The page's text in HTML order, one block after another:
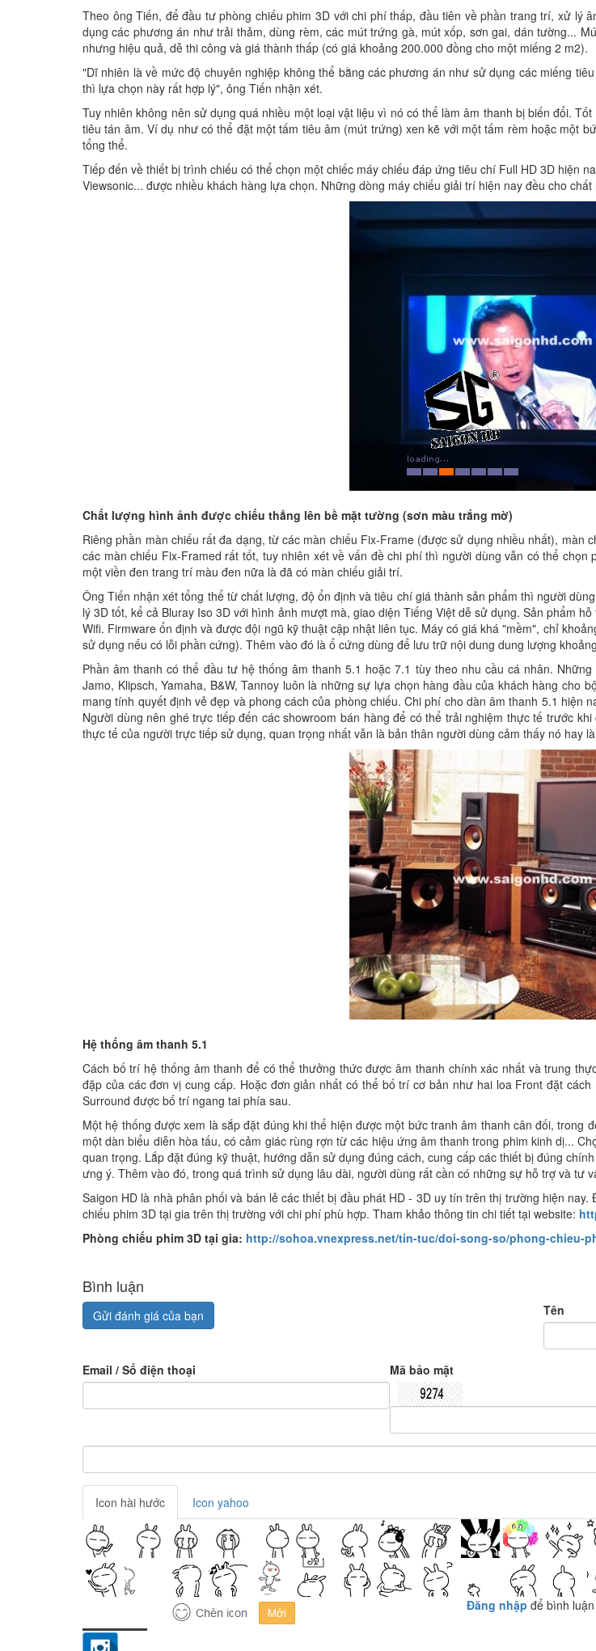
Theo ông Tiến, để đầu tư phòng chiếu phim 3D với chi phí thấp, đầu tiên về phần trang trí, xử
dụng các phương án như trải thảm, dùng rèm, các mút trứng gà, mút xốp, sơn gai, dán tường...
nhưng hiệu quả, dễ thi công và giá thành thấp (có giá khoảng 200.000 đồng cho một miếng 2 m2).
"Dĩ nhiên là về mức độ chuyên nghiệp không thể bằng các phương án như sử dụng các miếng
thì lựa chọn này rất hợp lý", ông Tiến nhận xét.
Tuy nhiên không nên sử dụng quá nhiều một loại vật liệu vì nó có thể làm âm thanh bị biến đổi.
tiêu tán âm. Ví dụ như có thể đặt một tấm tiêu âm (mút trứng) xen kẽ với một tấm rèm hoặc một
tổng thể.
Tiếp đến về thiết bị trình chiếu có thể chọn một chiếc máy chiếu đáp ứng tiêu chí Full HD 3D hiện
Viewsonic... được nhiều khách hàng lựa chọn. Những dòng máy chiếu giải trí hiện nay đều cho
Chất lượng hình ảnh được chiếu thẳng lên bề mặt tường (sơn màu trắng mờ)
Riêng phần màn chiếu rất đa dạng, từ các màn chiếu Fix-Frame (được sử dụng nhiều nhất),
các màn chiếu Fix-Framed rất tốt, tuy nhiên xét về vấn đề chi phí thì người dùng vẫn có thể
một viền đen trang trí màu đen nữa là đã có màn chiếu giải trí.
Ông Tiến nhận xét tổng thể từ chất lượng, độ ổn định và tiêu chí giá thành sản phẩm thì người
lý 3D tốt, kể cả Bluray Iso 3D với hình ảnh mượt mà, giao diện Tiếng Việt dễ sử dụng. Sản phẩm
Wifi. Firmware ổn định và được đội ngũ kỹ thuật cập nhật liên tục. Máy có giá khá "mềm", chỉ
sử dụng nếu có lỗi phần cứng). Thêm vào đó là ổ cứng dùng để lưu trữ nội dung dung lượng
Phần âm thanh có thể đầu tư hệ thống âm thanh 5.1 hoặc 7.1 tùy theo nhu cầu cá nhân.
Jamo, Klipsch, Yamaha, B&W, Tannoy luôn là những sự lựa chọn hàng đầu của khách hàng cho
mang tính quyết định vẻ đẹp và phong cách của phòng chiếu. Chi phí cho dàn âm thanh 5.1
Người dùng nên ghé trực tiếp đến các showroom bán hàng để có thể trải nghiệm thực tế trước
thực tế của người trực tiếp sử dụng, quan trọng nhất vẫn là bản thân người dùng cảm thấy nó hay
Hệ thống âm thanh 5.1
Cách bố trí hệ thống âm thanh để có thể thưởng thức được âm thanh chính xác nhất và trung
đặp của các đơn vị cung cấp. Hoặc đơn giản nhất có thể bố trí cơ bản như hai loa Front đặt
Surround được bố trí ngang tai phía sau.
Một hệ thống được xem là sắp đặt đúng khi thể hiện được một bức tranh âm thanh cân đối,
một dàn biểu diễn hòa tấu, có cảm giác rùng rợn từ các hiệu ứng âm thanh trong phim kinh dị...
quan trọng. Lắp đặt đúng kỹ thuật, hướng dẫn sử dụng đúng cách, cung cấp các thiết bị đúng
ưng ý. Thêm vào đó, trong quá trình sử dụng lâu dài, người dùng rất cần có những sự hỗ trợ và tư
Saigon HD là nhà phân phối và bán lẻ các thiết bị đầu phát HD - 3D uy tín trên thị trường hiện
chiếu phim 3D tại gia trên thị trường với chi phí phù hợp. Tham khảo thông tin chi tiết tại website:
Phòng chiếu phim 3D tại gia: http://sohoa.vnexpress.net/tin-tuc/doi-song-so/phong-chieu-
Bình luận
Gửi đánh giá của bạn Tên
Email / Số điện thoại Mã bảo mật
Icon hài hước Icon yahoo
Đăng nhập để bình luận